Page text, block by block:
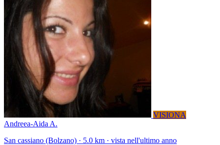
VISIONA
Andreea-Aida A.
San cassiano (Bolzano) · 5.0 km · vista nell'ultimo anno